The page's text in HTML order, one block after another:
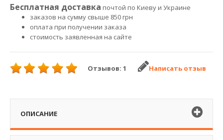
Бесплатная доставка почтой по Киеву и Украине
заказов на сумму свыше 850 грн
оплата при получении заказа
стоимость заявленная на сайте
Отзывов: 1 Написать отзыв
ОПИСАНИЕ